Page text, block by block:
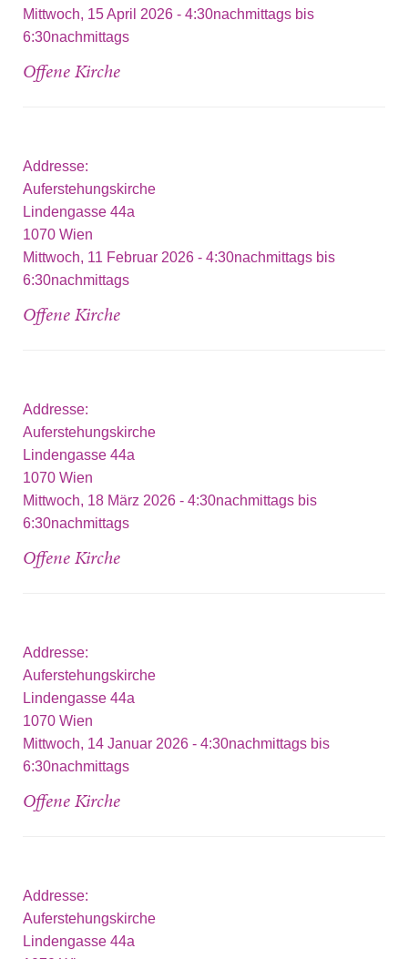
Mittwoch, 15 April 2026 - 4:30nachmittags bis
6:30nachmittags
Offene Kirche
Addresse:
Auferstehungskirche
Lindengasse 44a
1070 Wien
Mittwoch, 11 Februar 2026 - 4:30nachmittags bis
6:30nachmittags
Offene Kirche
Addresse:
Auferstehungskirche
Lindengasse 44a
1070 Wien
Mittwoch, 18 März 2026 - 4:30nachmittags bis
6:30nachmittags
Offene Kirche
Addresse:
Auferstehungskirche
Lindengasse 44a
1070 Wien
Mittwoch, 14 Januar 2026 - 4:30nachmittags bis
6:30nachmittags
Offene Kirche
Addresse:
Auferstehungskirche
Lindengasse 44a